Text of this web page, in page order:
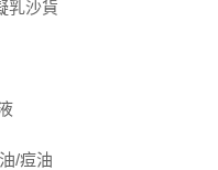
乳沙貨
/痘油